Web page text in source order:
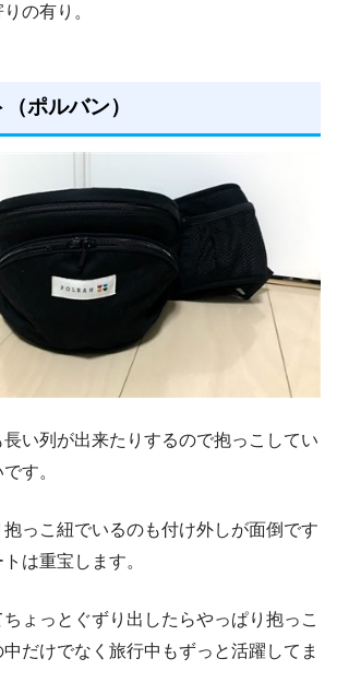
の有り。
ポルバン）
い列が出来たりするので抱っこしてい
す。
っこ紐でいるのも付け外しが面倒です
は重宝します。
ょっとぐずり出したらやっぱり抱っこ
だけでなく旅行中もずっと活躍してま